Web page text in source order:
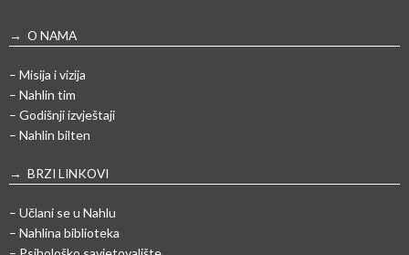
→ O NAMA
– Misija i vizija
– Nahlin tim
– Godišnji izvještaji
– Nahlin bilten
→ BRZI LINKOVI
– Učlani se u Nahlu
– Nahlina biblioteka